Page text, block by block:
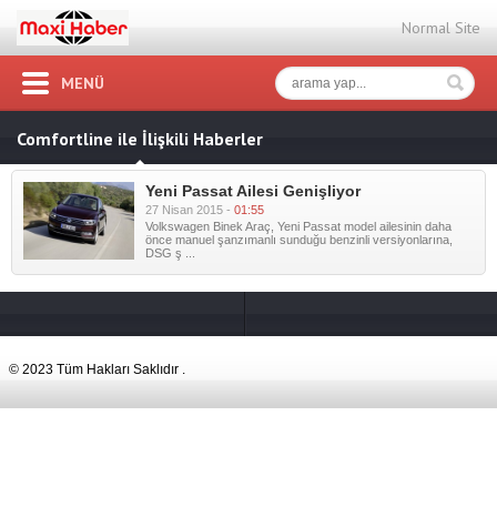
Normal Site
MENÜ
Comfortline ile İlişkili Haberler
Yeni Passat Ailesi Genişliyor
27 Nisan 2015 - 01:55
Volkswagen Binek Araç, Yeni Passat model ailesinin daha
önce manuel şanzımanlı sunduğu benzinli versiyonlarına,
DSG ş ...
© 2023 Tüm Hakları Saklıdır .